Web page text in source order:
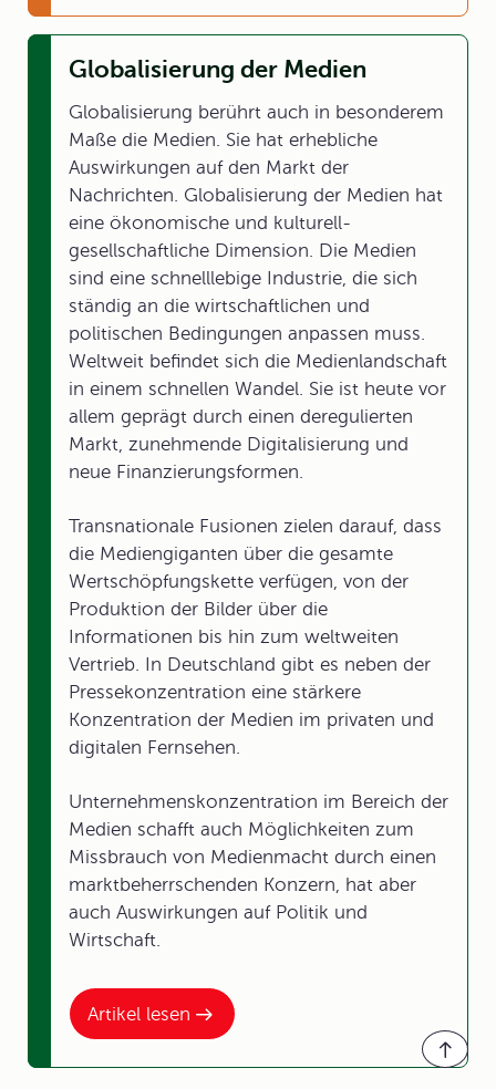
Artikel lesen
Globalisierung der Medien
Globalisierung berührt auch in besonderem
Maße die Medien. Sie hat erhebliche
Auswirkungen auf den Markt der
Nachrichten. Globalisierung der Medien hat
eine ökonomische und kulturell-
gesellschaftliche Dimension. Die Medien
sind eine schnelllebige Industrie, die sich
ständig an die wirtschaftlichen und
politischen Bedingungen anpassen muss.
Weltweit befindet sich die Medienlandschaft
in einem schnellen Wandel. Sie ist heute vor
allem geprägt durch einen deregulierten
Markt, zunehmende Digitalisierung und
neue Finanzierungsformen.
Transnationale Fusionen zielen darauf, dass
die Mediengiganten über die gesamte
Wertschöpfungskette verfügen, von der
Produktion der Bilder über die
Informationen bis hin zum weltweiten
Vertrieb. In Deutschland gibt es neben der
Pressekonzentration eine stärkere
Konzentration der Medien im privaten und
digitalen Fernsehen.
Unternehmenskonzentration im Bereich der
Medien schafft auch Möglichkeiten zum
Missbrauch von Medienmacht durch einen
marktbeherrschenden Konzern, hat aber
auch Auswirkungen auf Politik und
Wirtschaft.